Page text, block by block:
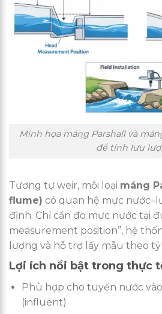
Minh họa máng Parshall và
để tính lưu
Tương tự weir, mỗi loại máng
flume) có quan hệ mực
định. Chỉ cần đo mực nước tại
measurement position”, hệ
lượng và hỗ trợ lấy mẫu theo tỷ
Lợi ích nổi bật trong thực
Phù hợp cho tuyến nước
(influent)